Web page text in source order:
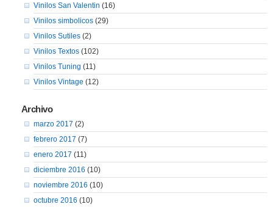
Vinilos San Valentin (16)
Vinilos simbolicos(29)
Vinilos Sutiles(2)
Vinilos Textos(102)
Vinilos Tuning (11)
Vinilos Vintage (12)
Archivo
marzo 2017 (2)
febrero 2017 (7)
enero 2017 (11)
diciembre 2016 (10)
noviembre 2016 (10)
octubre 2016 (10)